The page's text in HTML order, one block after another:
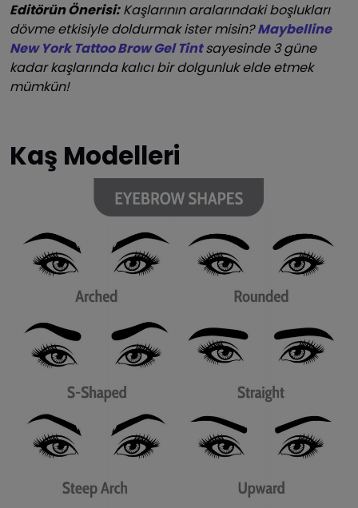
Editörün Önerisi:Kaşlarının aralarındaki boşlukları
dövme etkisiyle doldurmak ister misin?Maybelline
New York Tattoo Brow Gel Tintsayesinde 3 güne
kadar kaşlarında kalıcı bir dolgunluk elde etmek
mümkün!
Kaş Modelleri